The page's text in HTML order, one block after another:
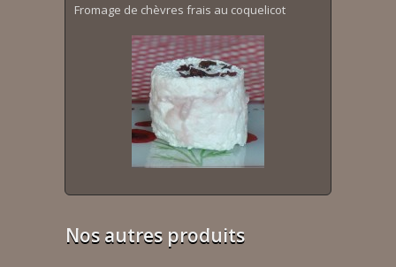
Fromage de chèvres frais au coquelicot
Nos autres produits